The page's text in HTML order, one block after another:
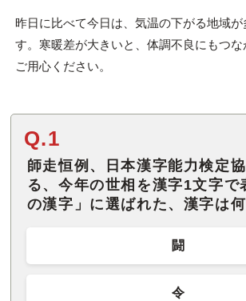
昨日に比べて今日は、気温の下がる地域
す。寒暖差が大きいと、体調不良にもつな
ご用心ください。
Q.1
師走恒例、日本漢字能力検定
る、今年の世相を漢字1文字で
の漢字」に選ばれた、漢字は何
闘
令